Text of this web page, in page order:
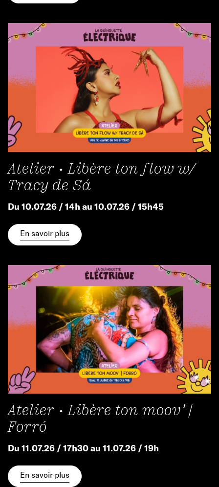
Atelier • Libère ton flow w/
Tracy de Sá
Du 10.07.26 / 14h au 10.07.26 / 15h45
En savoir plus
Atelier • Libère ton moov’ |
Forró
Du 11.07.26 / 17h30 au 11.07.26 / 19h
En savoir plus